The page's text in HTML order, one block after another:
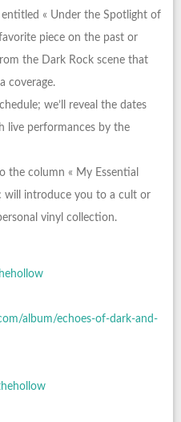
entitled « Under the Spotlight of
piece on the past or
the Dark Rock scene that
coverage.
we’ll reveal the dates
live performances by the
the column « My Essential
will introduce you to a cult or
vinyl collection.
album/echoes-of-dark-and-